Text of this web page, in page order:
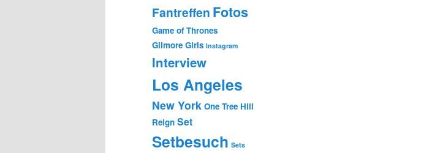
Fantreffen Fotos
Game of Thrones
Gilmore Girls Instagram
Interview
Los Angeles
New York One Tree Hill
Reign Set
Setbesuch Sets